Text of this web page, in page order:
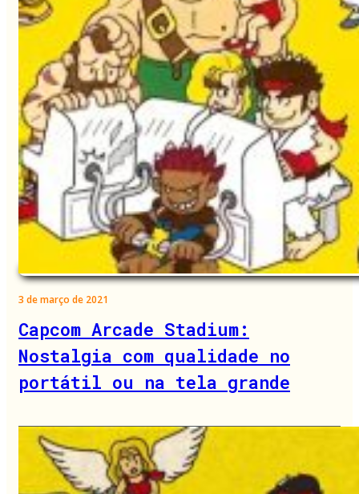
3 de março de 2021
Capcom Arcade Stadium:
Nostalgia com qualidade no
portátil ou na tela grande